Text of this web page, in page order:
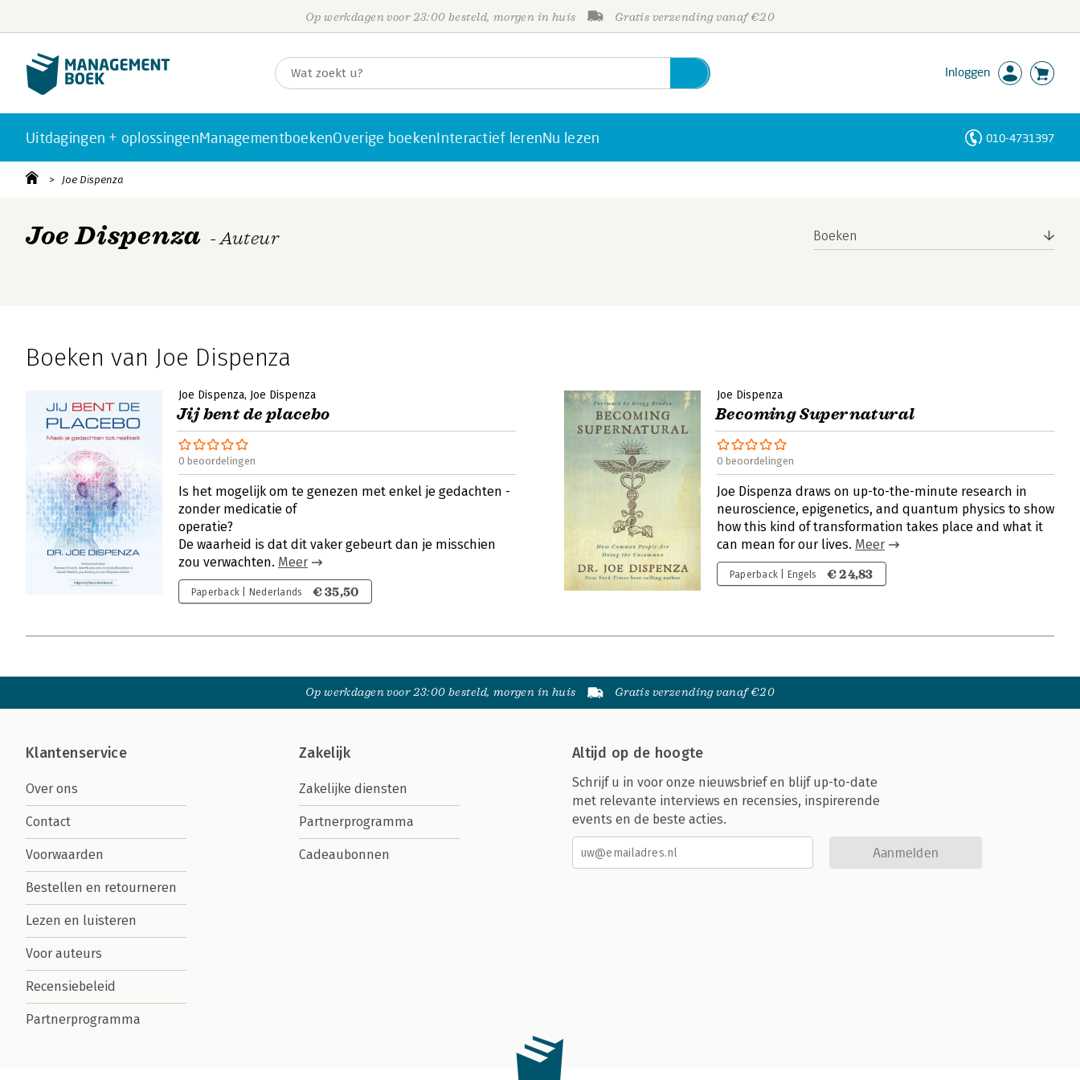
Op werkdagen voor 23:00 besteld, morgen in huis Gratis verzending vanaf €20
Inloggen
Uitdagingen + oplossingenManagementboekenOverige boekenInteractief lerenNu lezen 010-4731397
Joe Dispenza
Joe Dispenza - Auteur Boeken
Boeken van Joe Dispenza
Joe Dispenza Joe Dispenza
Jij bent de placebo
0 beoordelingen
Is het mogelijk om te genezen met enkel je gedachten -
zonder medicatie of
operatie?
De waarheid is dat dit vaker gebeurt dan je misschien
zou verwachten. Meer
Paperback | Nederlands € 35,50
Joe Dispenza
Becoming Supernatural
0 beoordelingen
Joe Dispenza draws on up-to-the-minute research in
neuroscience, epigenetics, and quantum physics to show
how this kind of transformation takes place and what it
can mean for our lives. Meer
Paperback | Engels € 24,83
Op werkdagen voor 23:00 besteld, morgen in huis Gratis verzending vanaf €20
Klantenservice
Over ons
Contact
Voorwaarden
Bestellen en retourneren
Lezen en luisteren
Voor auteurs
Recensiebeleid
Partnerprogramma
Zakelijk
Zakelijke diensten
Partnerprogramma
Cadeaubonnen
Altijd op de hoogte
Schrijf u in voor onze nieuwsbrief en blijf up-to-date
met relevante interviews en recensies, inspirerende
events en de beste acties.
Aanmelden
Personen